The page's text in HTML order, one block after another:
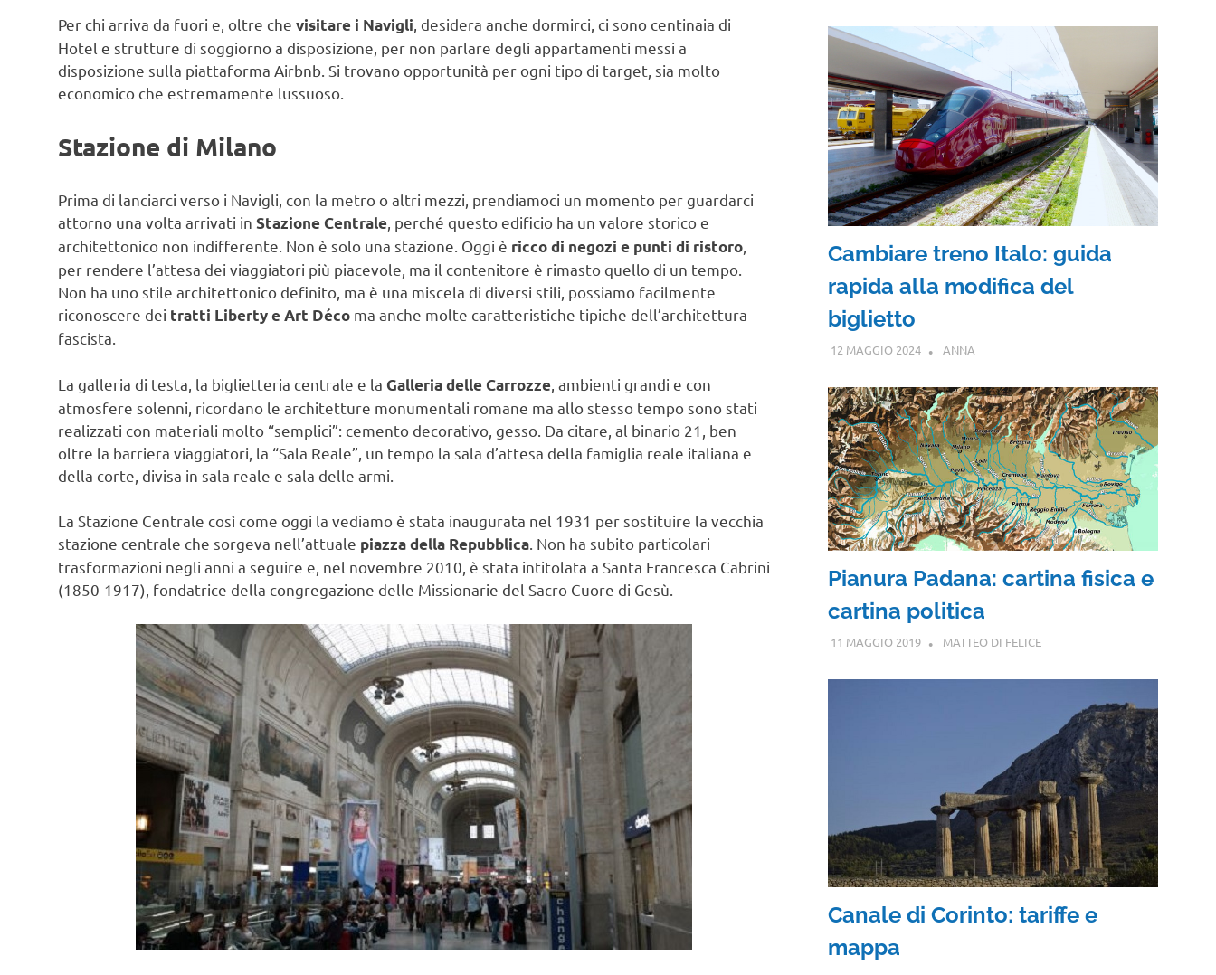
Per chi arriva da fuori e, oltre che visitare i Navigli, desidera anche dormirci, ci sono centinaia di
Hotel e strutture di soggiorno a disposizione, per non parlare degli appartamenti messi a
disposizione sulla piattaforma Airbnb. Si trovano opportunità per ogni tipo di target, sia molto
economico che estremamente lussuoso.
Stazione di Milano
Prima di lanciarci verso i Navigli, con la metro o altri mezzi, prendiamoci un momento per guardarci
attorno una volta arrivati in Stazione Centrale, perché questo edificio ha un valore storico e
architettonico non indifferente. Non è solo una stazione. Oggi è ricco di negozi e punti di ristoro,
per rendere l’attesa dei viaggiatori più piacevole, ma il contenitore è rimasto quello di un tempo.
Non ha uno stile architettonico definito, ma è una miscela di diversi stili, possiamo facilmente
riconoscere dei tratti Liberty e Art Déco ma anche molte caratteristiche tipiche dell’architettura
fascista.
La galleria di testa, la biglietteria centrale e la Galleria delle Carrozze , ambienti grandi e con
atmosfere solenni, ricordano le architetture monumentali romane ma allo stesso tempo sono stati
realizzati con materiali molto “semplici”: cemento decorativo, gesso. Da citare, al binario 21, ben
oltre la barriera viaggiatori, la “Sala Reale”, un tempo la sala d’attesa della famiglia reale italiana e
della corte, divisa in sala reale e sala delle armi.
La Stazione Centrale così come oggi la vediamo è stata inaugurata nel 1931 per sostituire la vecchia
stazione centrale che sorgeva nell’attuale piazza della Repubblica. Non ha subito particolari
trasformazioni negli anni a seguire e, nel novembre 2010, è stata intitolata a Santa Francesca Cabrini
(1850-1917), fondatrice della congregazione delle Missionarie del Sacro Cuore di Gesù.
Cambiare treno Italo: guida
rapida alla modifica del
biglietto
12 MAGGIO 2024 ANNA
Pianura Padana: cartina fisica e
cartina politica
11 MAGGIO 2019 MATTEO DI FELICE
Canale di Corinto: tariffe e
mappa